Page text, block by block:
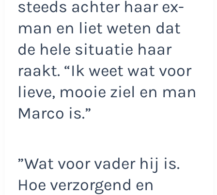
steeds achter haar ex-
man en liet weten dat
de hele situatie haar
raakt. “Ik weet wat voor
lieve, mooie ziel en man
Marco is.”
”Wat voor vader hij is.
Hoe verzorgend en